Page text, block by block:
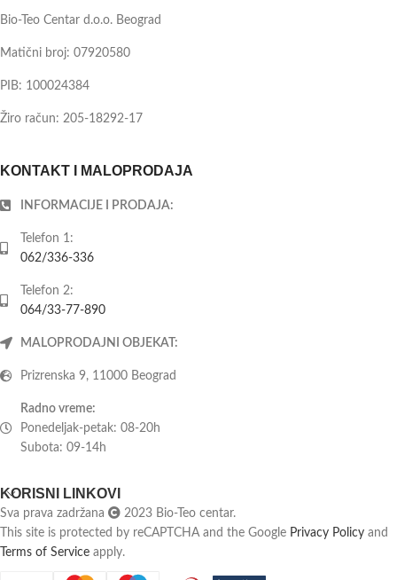
Bio-Teo Centar d.o.o. Beograd
Matični broj: 07920580
PIB: 100024384
Žiro račun: 205-18292-17
KONTAKT I MALOPRODAJA
INFORMACIJE I PRODAJA:
Telefon 1:
062/336-336
Telefon 2:
064/33-77-890
MALOPRODAJNI OBJEKAT:
Prizrenska 9, 11000 Beograd
Radno vreme:
Ponedeljak-petak: 08-20h
Subota: 09-14h
KORISNI LINKOVI
Sva prava zadržana
2023 Bio-Teo centar.
This site is protected by reCAPTCHA and the Google Privacy Policy and
Terms of Service apply.